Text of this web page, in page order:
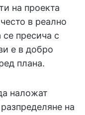
на проекта
в реално
пресича с
е в добро
плана.
наложат
на